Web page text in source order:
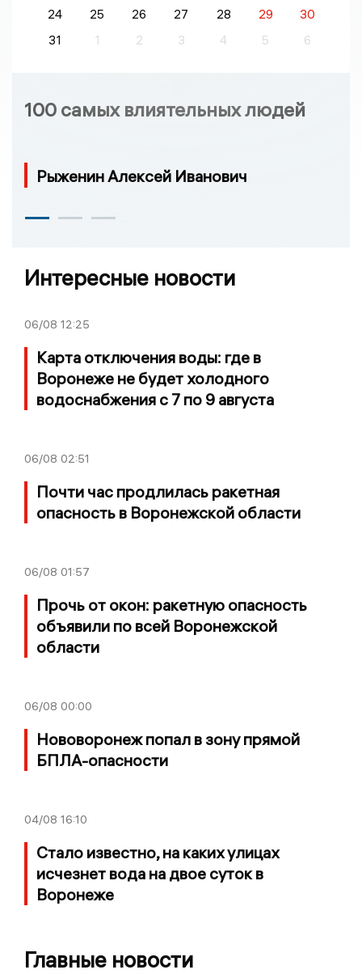
24 25 26 27 28 29
30
31
1 2 3 4 5 6
100 самых влиятельных людей
Рыженин Алексей Иванович
Интересные новости
06/08 12:25
Карта отключения воды: где в
Воронеже не будет холодного
водоснабжения с 7 по 9 августа
06/08 02:51
Почти час продлилась ракетная
опасность в Воронежской области
06/08 01:57
Прочь от окон: ракетную опасность
объявили по всей Воронежской
области
06/08 00:00
Нововоронеж попал в зону прямой
БПЛА-опасности
04/08 16:10
Стало известно, на каких улицах
исчезнет вода на двое суток в
Воронеже
Главные новости